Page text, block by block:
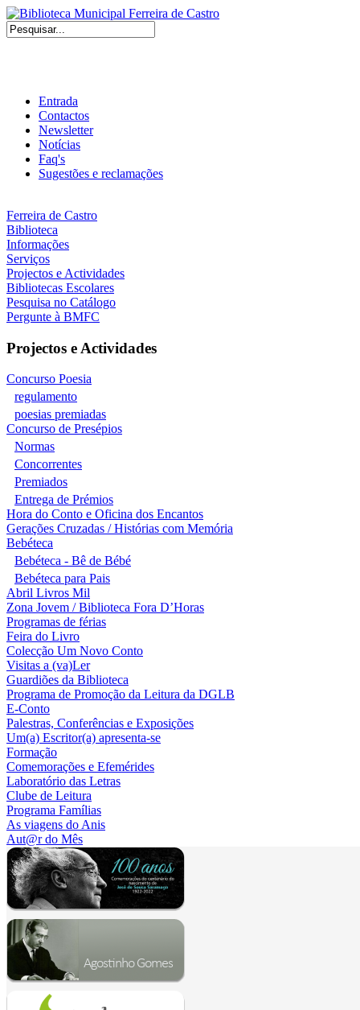
Entrada
Contactos
Newsletter
Notícias
Faq's
Sugestões e reclamações
Ferreira de Castro
Biblioteca
Informações
Serviços
Projectos e Actividades
Bibliotecas Escolares
Pesquisa no Catálogo
Pergunte à BMFC
Projectos e Actividades
Concurso Poesia
regulamento
poesias premiadas
Concurso de Presépios
Normas
Concorrentes
Premiados
Entrega de Prémios
Hora do Conto e Oficina dos Encantos
Gerações Cruzadas / Histórias com Memória
Bebéteca
Bebéteca - Bê de Bébé
Bebéteca para Pais
Abril Livros Mil
Zona Jovem / Biblioteca Fora D’Horas
Programas de férias
Feira do Livro
Colecção Um Novo Conto
Visitas a (va)Ler
Guardiões da Biblioteca
Programa de Promoção da Leitura da DGLB
E-Conto
Palestras, Conferências e Exposições
Um(a) Escritor(a) apresenta-se
Formação
Comemorações e Efemérides
Laboratório das Letras
Clube de Leitura
Programa Famílias
As viagens do Anis
Aut@r do Mês